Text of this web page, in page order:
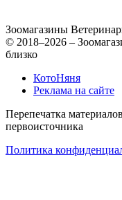
Зоомагазины
© 2018–2026 –
близко
КотоНяня
Реклама на сайте
Перепечатка
первоисточника
Политика